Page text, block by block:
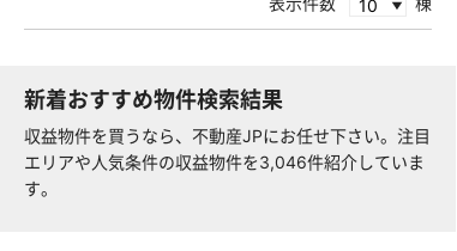
新着おすすめ物件検索結果
収益物件を買うなら、不動産JPにお任せ下さい。注目
エリアや人気条件の収益物件を3,046件紹介していま
す。